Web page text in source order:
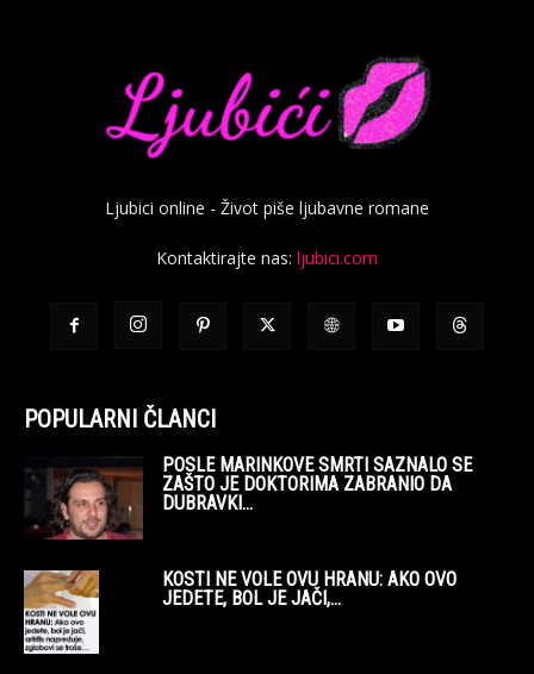
Ljubici online - Život piše ljubavne romane
Kontaktirajte nas: ljubici.com
POPULARNI ČLANCI
POSLE MARINKOVE SMRTI SAZNALO SE
ZAŠTO JE DOKTORIMA ZABRANIO DA
DUBRAVKI...
KOSTI NE VOLE OVU HRANU: AKO OVO
JEDETE, BOL JE JAČI,...